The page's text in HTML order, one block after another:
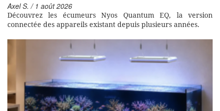
Axel S. / 1 août 2026
Découvrez les écumeurs Nyos Quantum EQ, la version
connectée des appareils existant depuis plusieurs années.